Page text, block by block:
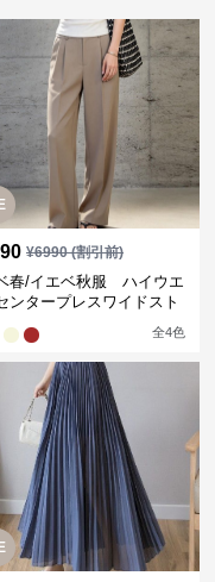
¥6990(割引前)
春/イエベ秋服 ハイウエ
ンタープレスワイドスト
全4色